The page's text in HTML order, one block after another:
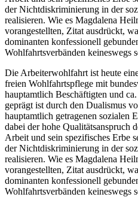
der Nichtdiskriminierung in der
realisieren. Wie es Magdalena
vorangestellten, Zitat ausdrückt,
dominanten konfessionell
Wohlfahrtsverbänden keineswegs
Die Arbeiterwohlfahrt ist heute
freien Wohlfahrtspflege mit
hauptamtlich Beschäftigten und
geprägt ist durch den Dualismus
hauptamtlich getragenen sozialen
dabei der hohe Qualitätsanspruch
Arbeit und sein spezifisches Erbe
der Nichtdiskriminierung in der
realisieren. Wie es Magdalena
vorangestellten, Zitat ausdrückt,
dominanten konfessionell
Wohlfahrtsverbänden keineswegs